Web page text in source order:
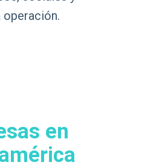
operación.
en